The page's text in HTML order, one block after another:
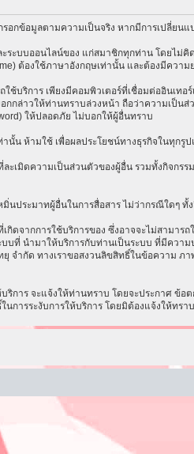
อกข้อมูลตามความเป็นจริง หากมีการเปลี่ย
ะระบบออนไลน์ของ แก่สมาชิกทุกท่าน โดยไ
ต้องใช้ภาษาอังกฤษเท่านั้น และต้องมีควา
ช้บริการ เพียงมีคอมพิวเตอร์ที่เชื่อมต่ออินเ
กล่าวให้ท่านทราบล่วงหน้า ถือว่าความเป็น
ให้ปลอดภัย ไม่บอกให้ผู้อื่นทราบ
านั้น ห้ามใช้ เพื่อผลประโยชน์ทางธุรกิจในทุ
ละเมิดความเป็นส่วนตัวของผู้อื่น รวมทั้งกิจก
นประมาทผู้อื่นในการสื่อสาร ไม่ว่ากรณีใดๆ ทั้
ดจากการใช้บริการของ ซึ่งอาจจะไม่สามาร
บบที่ นำมาให้บริการกับท่านเป็นระบบ ที่มีคว
จำกัด ทางเราขอสงวนลิขสิทธิ์ในข้อความ
ริการ จะแจ้งให้ท่านทราบ โดยจะประกาศ
การระงับการให้บริการ โดยมิต้องแจ้งให้ทรา